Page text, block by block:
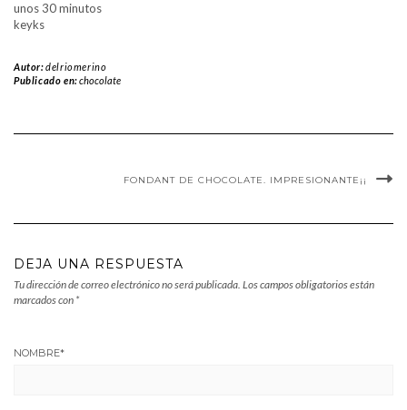
unos 30 minutos
keyks
Autor:delriomerino
Publicado en:chocolate
FONDANT DE CHOCOLATE. IMPRESIONANTE¡¡
DEJA UNA RESPUESTA
Tu dirección de correo electrónico no será publicada. Los campos obligatorios están
marcados con *
NOMBRE*